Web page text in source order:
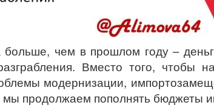
чем в прошлом году –
Вместо того, чтобы
модернизации,
продолжаем пополнять бюджеты